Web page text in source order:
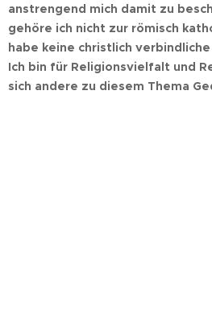
anstrengend mich damit zu
gehöre ich nicht zur römisch
habe keine christlich
Ich bin für Religionsvielfalt und
sich andere zu diesem Thema